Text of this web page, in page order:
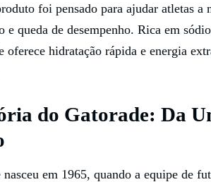
foi pensado para ajudar atletas
e queda de desempenho. Rica em
oferece hidratação rápida e energia
do Gatorade: Da
nasceu em 1965, quando a equipe de